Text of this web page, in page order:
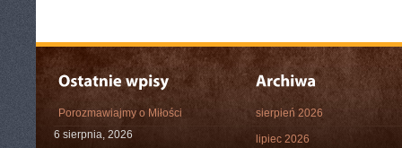
Porozmawiajmy o Miłości
6 sierpnia, 2026
sierpień 2026
lipiec 2026